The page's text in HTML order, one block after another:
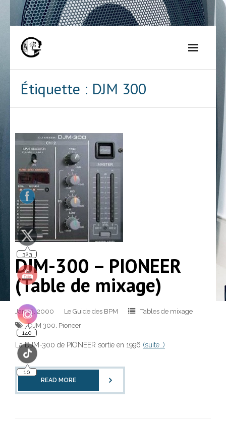
Étiquette : DJM 300
DJM-300 – PIONEER
(Table de mixage)
Jan 13, 2000 Le Guide des BPM
Tables de mixage
DJM 300, Pioneer
La DJM-300 de PIONEER sortie en 1996 (suite…)
READ MORE
323
140
10